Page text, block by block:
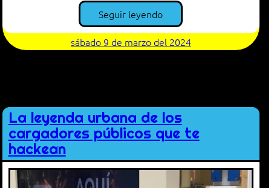
Seguir leyendo
sábado 9 de marzo del 2024
La leyenda urbana de los
cargadores públicos que te
hackean